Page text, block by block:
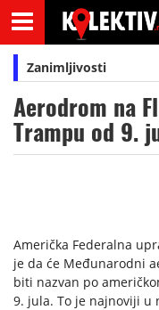
Zanimljivosti
Aerodrom na
Trampu od 9.
Američka Federalna
je da će Međunarodni
biti nazvan po
9. jula. To je najnoviji